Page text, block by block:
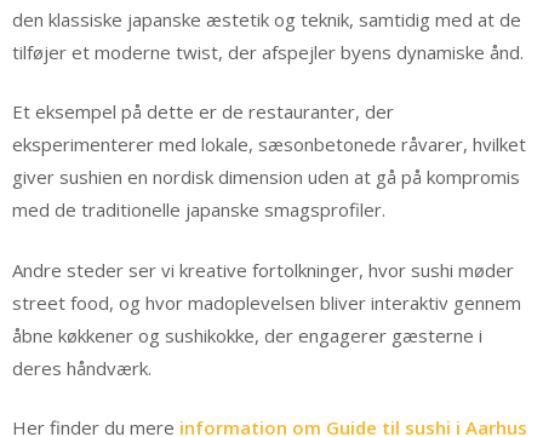
den klassiske japanske æstetik og teknik, samtidig med at de
tilføjer et moderne twist, der afspejler byens dynamiske ånd.
Et eksempel på dette er de restauranter, der
eksperimenterer med lokale, sæsonbetonede råvarer, hvilket
giver sushien en nordisk dimension uden at gå på kompromis
med de traditionelle japanske smagsprofiler.
Andre steder ser vi kreative fortolkninger, hvor sushi møder
street food, og hvor madoplevelsen bliver interaktiv gennem
åbne køkkener og sushikokke, der engagerer gæsterne i
deres håndværk.
Her finder du mere information om Guide til sushi i Aarhus